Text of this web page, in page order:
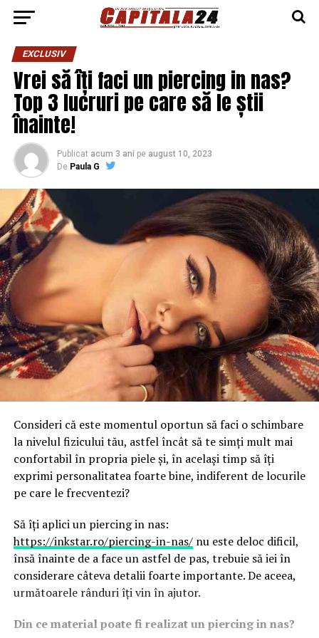
EXCLUSIV
Vrei să îți faci un piercing in nas?
Top 3 lucruri pe care să le știi
înainte!
Publicat acum 3 ani pe august 10, 2023
De Paula G
Consideri că este momentul oportun să faci o schimbare
la nivelul fizicului tău, astfel încât să te simți mult mai
confortabil în propria piele și, în același timp să îți
exprimi personalitatea foarte bine, indiferent de locurile
pe care le frecventezi?
Să îți aplici un piercing in nas:
https://inkstar.ro/piercing-in-nas/nu este deloc dificil,
însă înainte de a face un astfel de pas, trebuie să iei în
considerare câteva detalii foarte importante. De aceea,
următoarele rânduri îți vin în ajutor.
Din ce material poate fi realizat un piercing in nas?